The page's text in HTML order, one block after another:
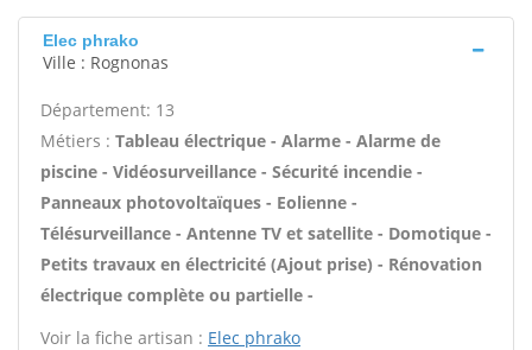
Elec phrako
Ville : Rognonas
Département: 13
Métiers : Tableau électrique - Alarme - Alarme de
piscine - Vidéosurveillance - Sécurité incendie -
Panneaux photovoltaïques - Eolienne -
Télésurveillance - Antenne TV et satellite - Domotique -
Petits travaux en électricité (Ajout prise) - Rénovation
électrique complète ou partielle -
Voir la fiche artisan : Elec phrako